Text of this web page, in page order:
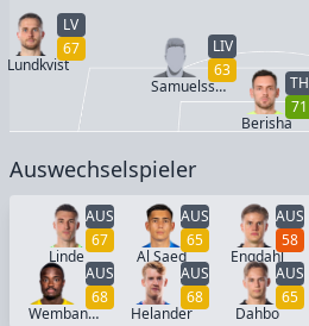
TH
71
Berisha
LIV
63
Samuelsson
LV
67
Lundkvist
Auswechselspieler
AUS
67
Linde
AUS
65
Al Saed
AUS
58
Engdahl
AUS
68
Wembangomo
AUS
68
Helander
AUS
65
Dahbo